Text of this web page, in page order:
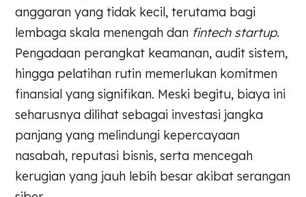
anggaran yang tidak kecil, terutama bagi
lembaga skala menengah dan fintech startup.
Pengadaan perangkat keamanan, audit sistem,
hingga pelatihan rutin memerlukan komitmen
finansial yang signifikan. Meski begitu, biaya ini
seharusnya dilihat sebagai investasi jangka
panjang yang melindungi kepercayaan
nasabah, reputasi bisnis, serta mencegah
kerugian yang jauh lebih besar akibat serangan